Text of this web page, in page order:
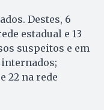
Destes, 6
estadual e 13
suspeitos e em
22 na rede